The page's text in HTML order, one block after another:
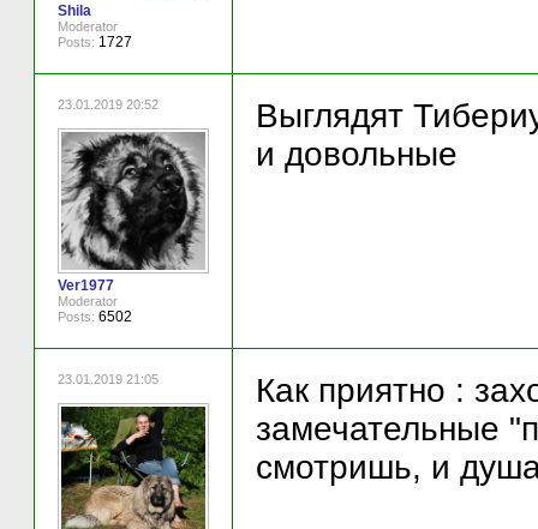
Shila
Moderator
Posts: 1727
23.01.2019 20:52
Ver1977
Moderator
Posts: 6502
Выглядят
и довольные
23.01.2019 21:05
Как приятно :
замечательные
смотришь, и